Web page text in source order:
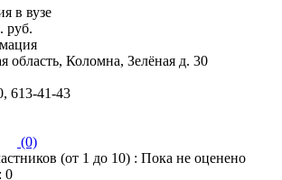
в вузе
руб.
область, Коломна, Зелёная д. 30
613-41-43
(0)
(от 1 до 10) : Пока не оценено
0